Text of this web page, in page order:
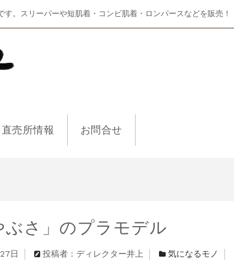
。スリーパーや短肌着・コンビ肌着・ロンパースなどを販売！
直売所情報 お問合せ
ぶさ」のプラモデル
日 投稿者：ディレクター井上 気になるモノ